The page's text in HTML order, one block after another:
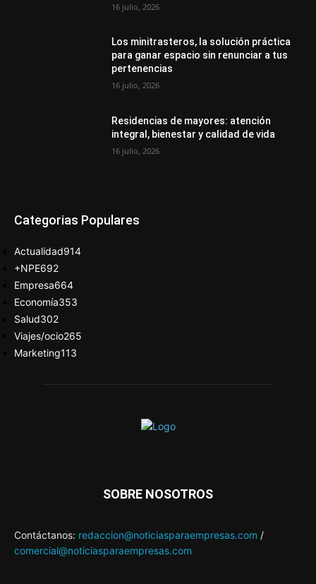
16 julio, 2026
Los minitrasteros, la solución práctica
para ganar espacio sin renunciar a tus
pertenencias
16 julio, 2026
Residencias de mayores: atención
integral, bienestar y calidad de vida
16 julio, 2026
Categorias Populares
Actualidad914
+NPE692
Empresa664
Economía353
Salud302
Viajes/ocio265
Marketing113
SOBRE NOSOTROS
Contáctanos: redaccion@noticiasparaempresas.com /
comercial@noticiasparaempresas.com